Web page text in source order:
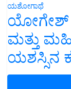
ಯಶೋಗಾಥೆ
ಯೋಗೇಶ್
ಮತ್ತು
ಯಶಸ್ಸಿನ